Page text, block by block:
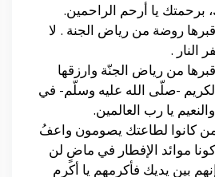
برحمتك يا أرحم الراحمين.
روضة من رياض الجنة . لا
النار .
من رياض الجنّة وارزقها
-صلّى الله عليه وسلّم- في
يا رب العالمين.
كانوا لطاعتك يصومون واعفُ
موائد الإفطار في ماضٍ لن
بين يديك فأكرمهم يا أكرم